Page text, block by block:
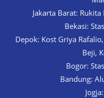
Jakarta Barat:
Bekasi:
Depok: Kost Griya
Beji,
Bogor:
Bandung: